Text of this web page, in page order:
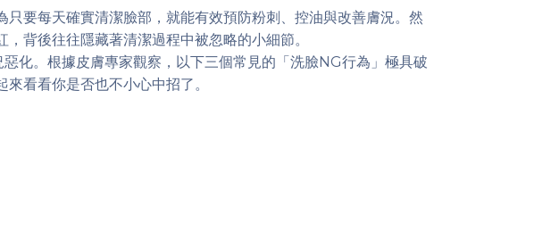
要每天確實清潔臉部，就能有效預防粉刺、控油與改善膚況。然
背後往往隱藏著清潔過程中被忽略的小細節。
化。根據皮膚專家觀察，以下三個常見的「洗臉NG行為」極具破
看看你是否也不小心中招了。